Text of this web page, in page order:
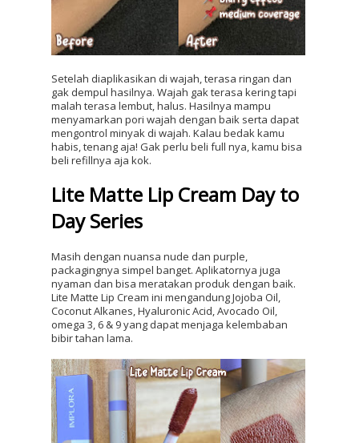
Setelah diaplikasikan di wajah, terasa ringan dan
gak dempul hasilnya. Wajah gak terasa kering tapi
malah terasa lembut, halus. Hasilnya mampu
menyamarkan pori wajah dengan baik serta dapat
mengontrol minyak di wajah. Kalau bedak kamu
habis, tenang aja! Gak perlu beli full nya, kamu bisa
beli refillnya aja kok.
Lite Matte Lip Cream Day to
Day Series
Masih dengan nuansa nude dan purple,
packagingnya simpel banget. Aplikatornya juga
nyaman dan bisa meratakan produk dengan baik.
Lite Matte Lip Cream ini mengandung Jojoba Oil,
Coconut Alkanes, Hyaluronic Acid, Avocado Oil,
omega 3, 6 & 9 yang dapat menjaga kelembaban
bibir tahan lama.